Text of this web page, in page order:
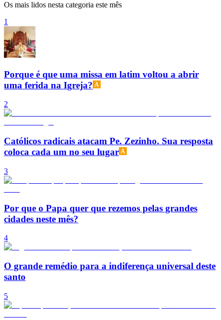
Os mais lidos nesta categoria este mês
1
Porque é que uma missa em latim voltou a abrir
uma ferida na Igreja?
2
Católicos radicais atacam Pe. Zezinho. Sua resposta
coloca cada um no seu lugar
3
Por que o Papa quer que rezemos pelas grandes
cidades neste mês?
4
O grande remédio para a indiferença universal deste
santo
5